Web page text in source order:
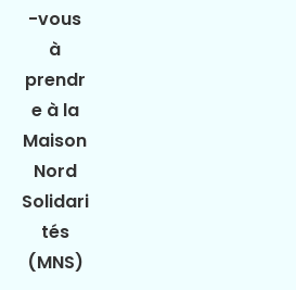
-vous
à
prendr
e à la
Maison
Nord
Solidari
tés
(MNS)